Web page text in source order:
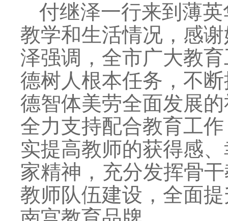
付继泽一行来到薄
教学和生活情况，感
泽强调，全市广大教
德树人根本任务，不
德智体美劳全面发展
全力支持配合教育工
实提高教师的获得感
家精神，充分发挥骨
教师队伍建设，全面